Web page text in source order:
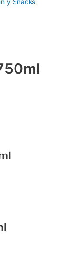
y Snacks